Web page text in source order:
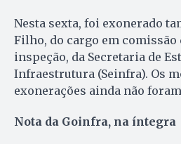
Nesta sexta, foi exonerado
Filho, do cargo em comissão
inspeção, da Secretaria de
Infraestrutura (Seinfra). Os
exonerações ainda não
Nota da Goinfra, na íntegra